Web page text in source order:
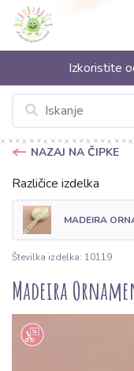
Izkoristite
NAZAJ NA ČIPKE
Različice izdelka
MADEIRA
Številka izdelka: 10119
Madeira